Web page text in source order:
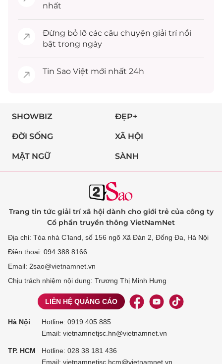
nhất
Đừng bỏ lỡ các câu chuyện giải trínổi
bật trong ngày
Tin Sao Việt mới nhất 24h
SHOWBIZ ĐẸP+
ĐỜI SỐNG XÃ HỘI
MẬT NGỮ SÀNH
Trang tin tức giải trí xã hội dành cho giới trẻ của công ty
Cổ phần truyền thông VietNamNet
Địa chỉ: Tòa nhà C’land, số 156 ngõ Xã Đàn 2, Đống Đa, Hà Nội
Điện thoại: 094 388 8166
Email: 2sao@vietnamnet.vn
Chịu trách nhiệm nội dung: Trương Thị Minh Hưng
LIÊN HỆ QUẢNG CÁO
Hà Nội Hotline: 0919 405 885
Email: vietnamnetjsc.hn@vietnamnet.vn
TP. HCM Hotline: 028 38 181 436
Email: vietnamnetjsc.hcm@vietnamnet.vn